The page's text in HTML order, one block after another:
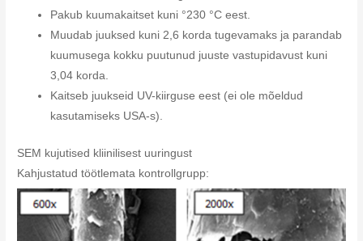
Pakub kuumakaitset kuni °230 °C eest.
Muudab juuksed kuni 2,6 korda tugevamaks ja parandab
kuumusega kokku puutunud juuste vastupidavust kuni
3,04 korda.
Kaitseb juukseid UV-kiirguse eest (ei ole mõeldud
kasutamiseks USA-s).
SEM kujutised kliinilisest uuringust
Kahjustatud töötlemata kontrollgrupp: